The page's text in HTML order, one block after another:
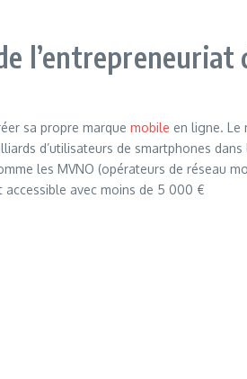
sa propre marque mobile en ligne. Le
d’utilisateurs de smartphones
les MVNO (opérateurs de réseau
accessible avec moins de 5 000 €